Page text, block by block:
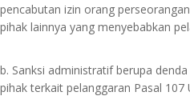
pencabutan izin orang
pihak lainnya yang menyebabkan
b. Sanksi administratif berupa
pihak terkait pelanggaran Pasal